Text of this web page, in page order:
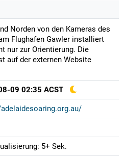
Norden von den Kameras des
Flughafen Gawler installiert
nur zur Orientierung. Die
auf der externen Website
09 02:35 ACST
5+ Sek.